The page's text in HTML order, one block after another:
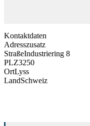
Kontaktdaten
Adresszusatz
StraßeIndustriering 8
PLZ3250
OrtLyss
LandSchweiz